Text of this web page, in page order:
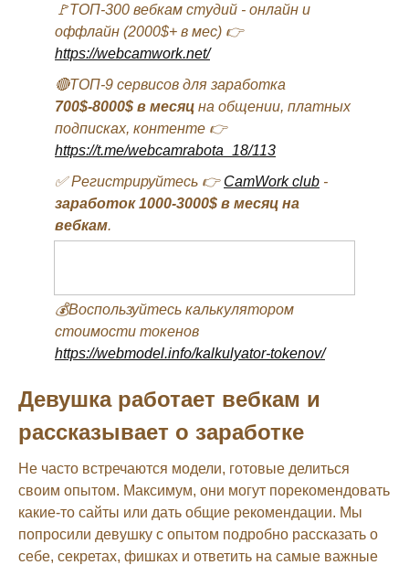
🚩ТОП-300 вебкам студий - онлайн и
оффлайн (2000$+ в мес) 👉
https://webcamwork.net/
🔴ТОП-9 сервисов для заработка
700$-8000$ в месяц на общении, платных
подписках, контенте 👉
https://t.me/webcamrabota_18/113
✅ Регистрируйтесь 👉 CamWork club -
заработок 1000-3000$ в месяц на
вебкам.
💰Воспользуйтесь калькулятором
стоимости токенов
https://webmodel.info/kalkulyator-tokenov/
Девушка работает вебкам и
рассказывает о заработке
Не часто встречаются модели, готовые делиться
своим опытом. Максимум, они могут порекомендовать
какие-то сайты или дать общие рекомендации. Мы
попросили девушку с опытом подробно рассказать о
себе, секретах, фишках и ответить на самые важные